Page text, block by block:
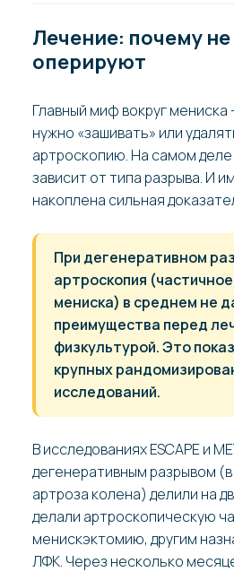
Лечение: почему не
оперируют
Главный миф вокруг
нужно «зашивать» или
артроскопию. На самом
зависит от типа разрыва. И
накоплена сильная
При дегенеративном
артроскопия
мениска) в среднем не
преимущества перед
физкультурой. Это
крупных
исследований.
В исследованиях ESCAPE и
дегенеративным разрывом
артроза колена) делили на
делали артроскопическую
менискэктомию, другим
ЛФК. Через несколько